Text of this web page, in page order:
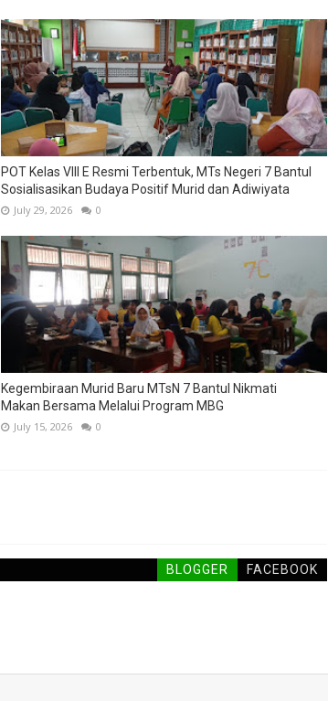
POT Kelas VIII E Resmi Terbentuk, MTs Negeri 7 Bantul
Sosialisasikan Budaya Positif Murid dan Adiwiyata
July 29, 2026 0
Kegembiraan Murid Baru MTsN 7 Bantul Nikmati
Makan Bersama Melalui Program MBG
July 15, 2026 0
BLOGGER FACEBOOK